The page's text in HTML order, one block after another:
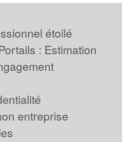
étoilé
: Estimation
entreprise